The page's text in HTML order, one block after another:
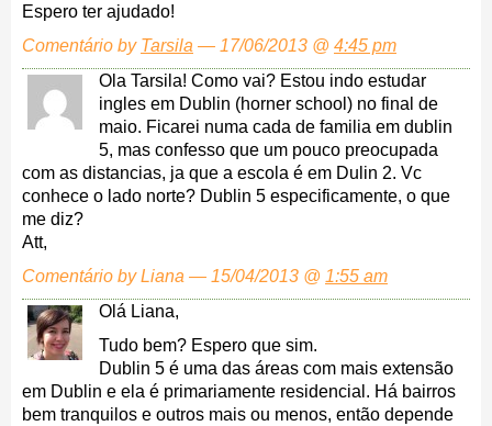
Espero ter ajudado!
Comentário by Tarsila — 17/06/2013 @ 4:45 pm
Ola Tarsila! Como vai? Estou indo estudar
ingles em Dublin (horner school) no final de
maio. Ficarei numa cada de familia em dublin
5, mas confesso que um pouco preocupada
com as distancias, ja que a escola é em Dulin 2. Vc
conhece o lado norte? Dublin 5 especificamente, o que
me diz?
Att,
Comentário by Liana — 15/04/2013 @ 1:55 am
Olá Liana,
Tudo bem? Espero que sim.
Dublin 5 é uma das áreas com mais extensão
em Dublin e ela é primariamente residencial. Há bairros
bem tranquilos e outros mais ou menos, então depende